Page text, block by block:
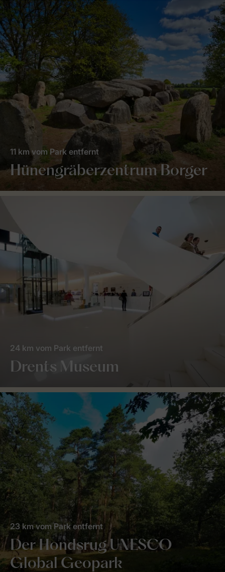
Hünengräberzentrum Borger
11 km vom Park entfernt
Drents Museum
24 km vom Park entfernt
Der Hondsrug UNESCO
Global Geopark
23 km vom Park entfernt